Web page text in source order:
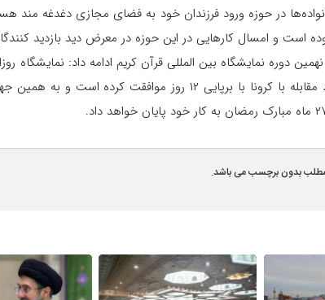
در حوزه ورود فرزندان خود به فضای مجازی دغدغه مند
است و امسال کارهایی در این حوزه در معرض دید بازدید
بدون برچسب می باشد.